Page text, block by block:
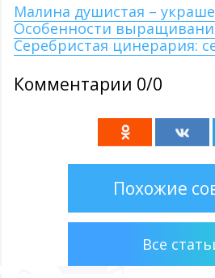
Малина душистая –
Особенности
Серебристая цинерария:
Комментарии 0/0
Похожие
Все